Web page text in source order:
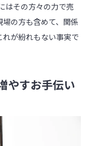
はその方々の力で売
場の方も含めて、関係
が紛れもない事実で
やすお手伝い